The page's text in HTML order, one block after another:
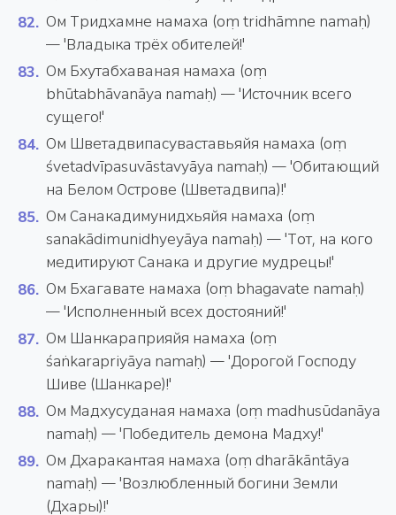
Ом Тридхамне намаха (oṃ tridhāmne namaḥ)
— 'Владыка трёх обителей!'
Ом Бхутабхаваная намаха (oṃ
bhūtabhāvanāya namaḥ) — 'Источник всего
сущего!'
Ом Шветадвипасуваставьяйя намаха (oṃ
śvetadvīpasuvāstavyāya namaḥ) — 'Обитающий
на Белом Острове (Шветадвипа)!'
Ом Санакадимунидхьяйя намаха (oṃ
sanakādimunidhyeyāya namaḥ) — 'Тот, на кого
медитируют Санака и другие мудрецы!'
Ом Бхагавате намаха (oṃ bhagavate namaḥ)
— 'Исполненный всех достояний!'
Ом Шанкараприяйя намаха (oṃ
śaṅkarapriyāya namaḥ) — 'Дорогой Господу
Шиве (Шанкаре)!'
Ом Мадхусуданая намаха (oṃ madhusūdanāya
namaḥ) — 'Победитель демона Мадху!'
Ом Дхаракантая намаха (oṃ dharākāntāya
namaḥ) — 'Возлюбленный богини Земли
(Дхары)!'